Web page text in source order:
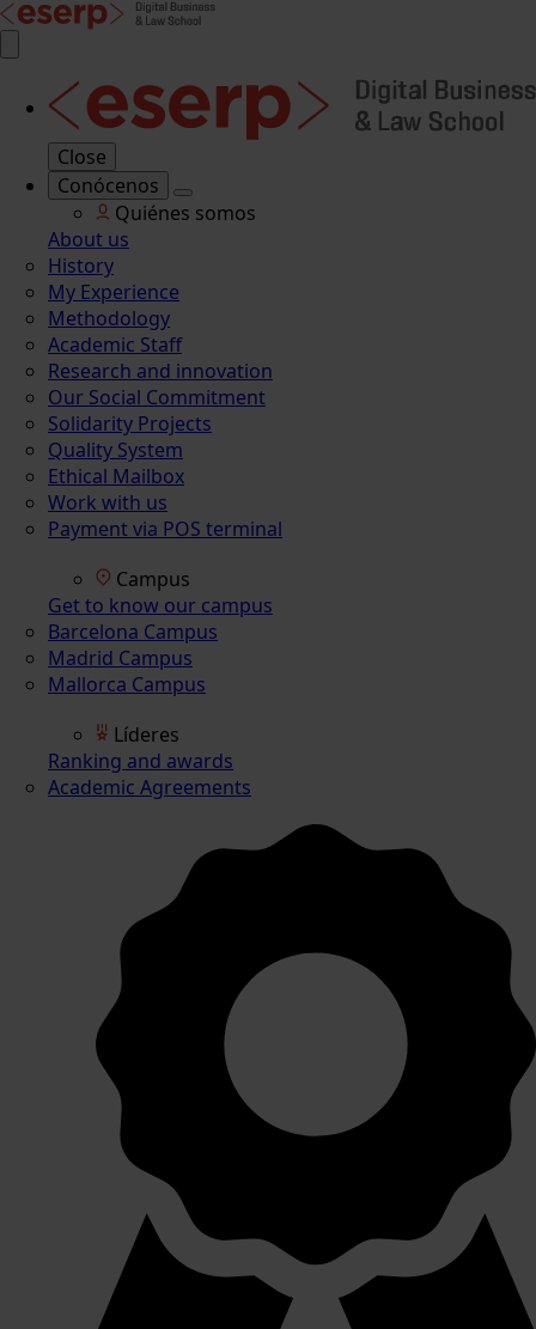
Close
Conócenos
Quiénes somos
About us
History
My Experience
Methodology
Academic Staff
Research and innovation
Our Social Commitment
Solidarity Projects
Quality System
Ethical Mailbox
Work with us
Payment via POS terminal
Campus
Get to know our campus
Barcelona Campus
Madrid Campus
Mallorca Campus
Líderes
Ranking and awards
Academic Agreements